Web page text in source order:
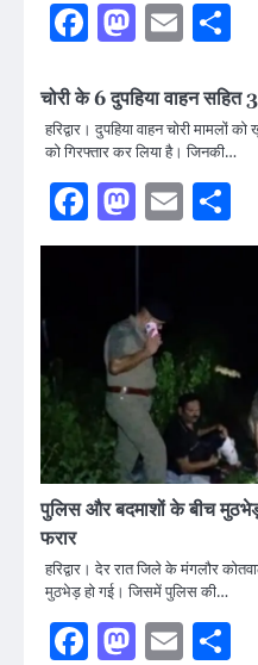
FacebookEmail
चोरी के 6 दुपहिया वाहन सहित 3
हरिद्वार। दुपहिया वाहन चोरी मामलों
को गिरफ्तार कर लिया है। जिनकी…
FacebookEmail
पुलिस और बदमाशों के बीच
फरार
हरिद्वार। देर रात जिले के मंगलौर
मुठभेड़ हो गई। जिसमें पुलिस की…
FacebookEmail